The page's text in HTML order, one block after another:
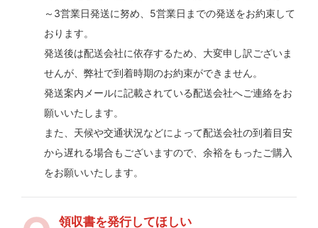
～3営業日発送に努め、5営業日までの発送をお約束して
おります。
発送後は配送会社に依存するため、大変申し訳ございま
せんが、弊社で到着時期のお約束ができません。
発送案内メールに記載されている配送会社へご連絡をお
願いいたします。
また、天候や交通状況などによって配送会社の到着目安
から遅れる場合もございますので、余裕をもったご購入
をお願いいたします。
領収書を発行してほしい